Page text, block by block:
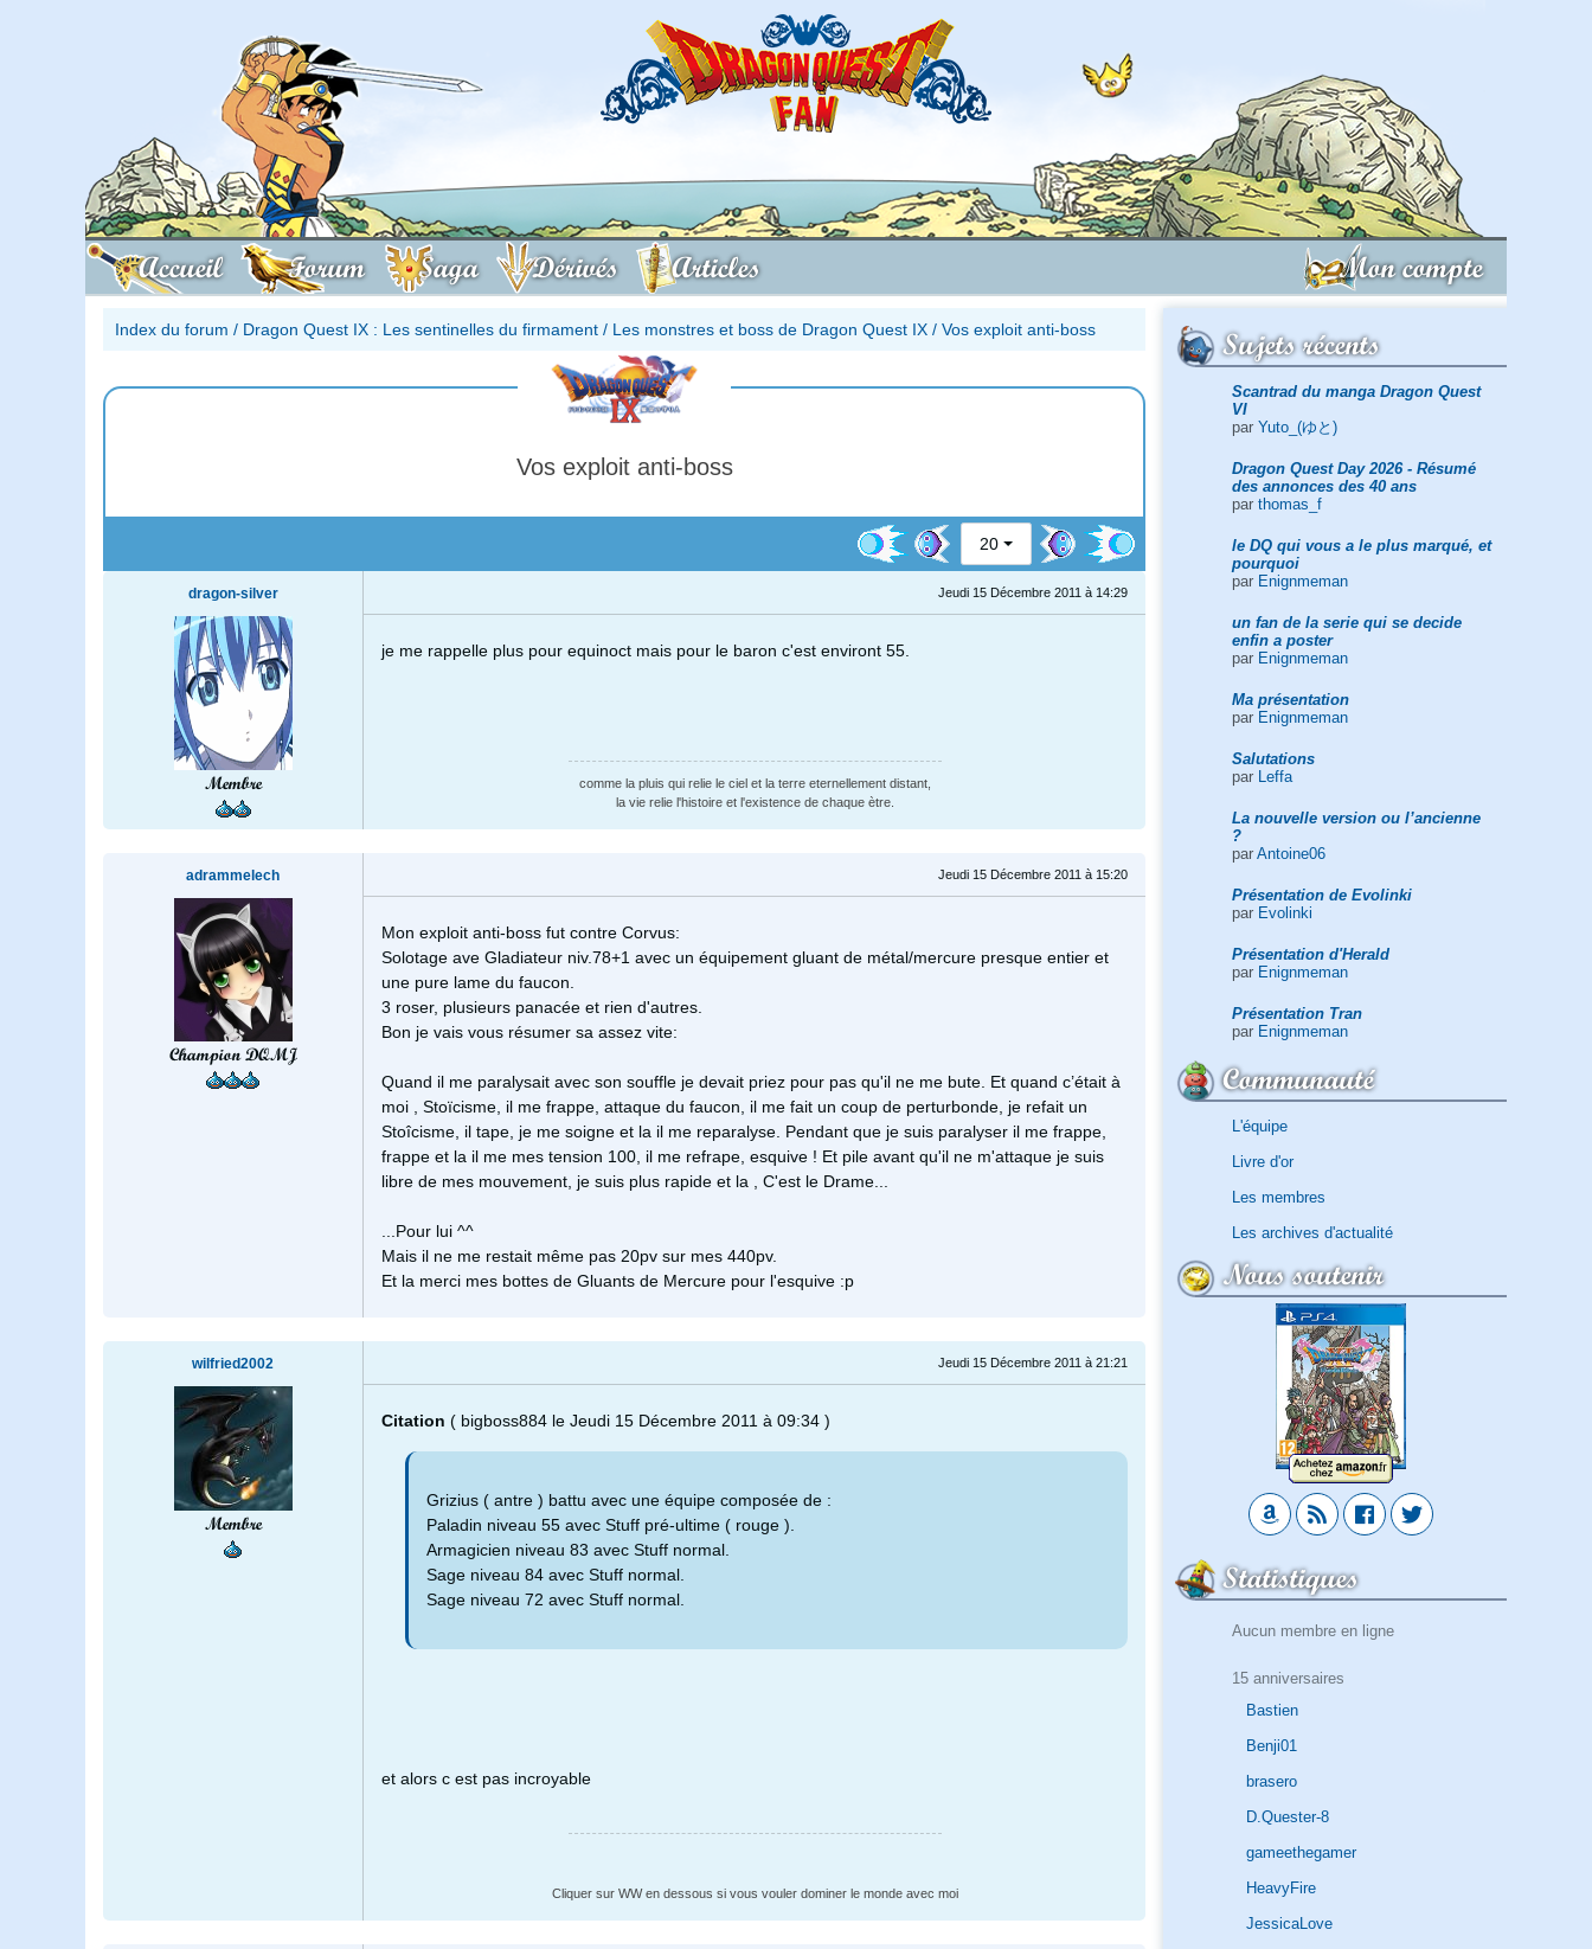
Accueil Forum Saga Dérivés Articles Mon compte
Sujets récents
Scantrad du manga Dragon Quest
VI
par Yuto_(ゆと)
Dragon Quest Day 2026 - Résumé
des annonces des 40 ans
par thomas_f
le DQ qui vous a le plus marqué, et
pourquoi
par Enignmeman
un fan de la serie qui se decide
enfin a poster
par Enignmeman
Ma présentation
par Enignmeman
Salutations
par
Leffa
La nouvelle version ou l’ancienne
?
par Antoine06
Présentation de Evolinki
par Evolinki
Présentation d'Herald
par Enignmeman
Présentation Tran
par Enignmeman
Communauté
L'équipe
Livre d'or
Les membres
Les archives d'actualité
Nous soutenir
Statistiques
Aucun membre en ligne
15 anniversaires
Bastien
Benji01
brasero
D.Quester-8
gameethegamer
HeavyFire
JessicaLove
Index du forum / Dragon Quest IX : Les sentinelles du firmament / Les monstres et boss de Dragon Quest IX / Vos exploit anti-boss
Vos exploit anti-boss
20
dragon-silver
Membre
Jeudi 15 Décembre 2011 à 14:29
je me rappelle plus pour equinoct mais pour le baron c'est environt 55.
comme la pluis qui relie le ciel et la terre eternellement distant,
la vie relie l'histoire et l'existence de chaque ètre.
adrammelech
Champion DQMJ
Jeudi 15 Décembre 2011 à 15:20
Mon exploit anti-boss fut contre Corvus:
Solotage ave Gladiateur niv.78+1 avec un équipement gluant de métal/mercure presque entier et
une pure lame du faucon.
3 roser, plusieurs panacée et rien d'autres.
Bon je vais vous résumer sa assez vite:
Quand il me paralysait avec son souffle je devait priez pour pas qu'il ne me bute. Et quand c’était à
moi , Stoïcisme, il me frappe, attaque du faucon, il me fait un coup de perturbonde, je refait un
Stoîcisme, il tape, je me soigne et la il me reparalyse. Pendant que je suis paralyser il me frappe,
frappe et la il me mes tension 100, il me refrape, esquive ! Et pile avant qu'il ne m'attaque je suis
libre de mes mouvement, je suis plus rapide et la , C'est le Drame...
...Pour lui ^^
Mais il ne me restait même pas 20pv sur mes 440pv.
Et la merci mes bottes de Gluants de Mercure pour l'esquive :p
wilfried2002
Membre
Jeudi 15 Décembre 2011 à 21:21
Citation ( bigboss884 le Jeudi 15 Décembre 2011 à 09:34 )
Grizius ( antre ) battu avec une équipe composée de :
Paladin niveau 55 avec Stuff pré-ultime ( rouge ).
Armagicien niveau 83 avec Stuff normal.
Sage niveau 84 avec Stuff normal.
Sage niveau 72 avec Stuff normal.
et alors c est pas incroyable
Cliquer sur WW en dessous si vous vouler dominer le monde avec moi